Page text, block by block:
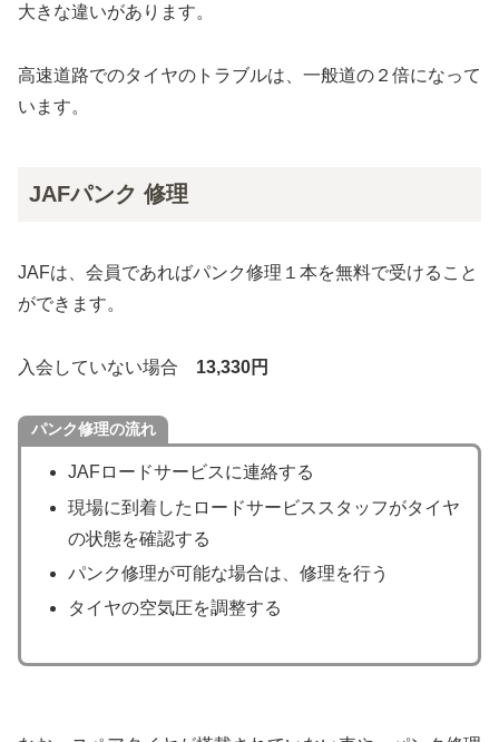
大きな違いがあります。
高速道路でのタイヤのトラブルは、一般道の２倍になって
います。
JAFパンク 修理
JAFは、会員であればパンク修理１本を無料で受けること
ができます。
入会していない場合 13,330円
パンク修理の流れ
JAFロードサービスに連絡する
現場に到着したロードサービススタッフがタイヤ
の状態を確認する
パンク修理が可能な場合は、修理を行う
タイヤの空気圧を調整する